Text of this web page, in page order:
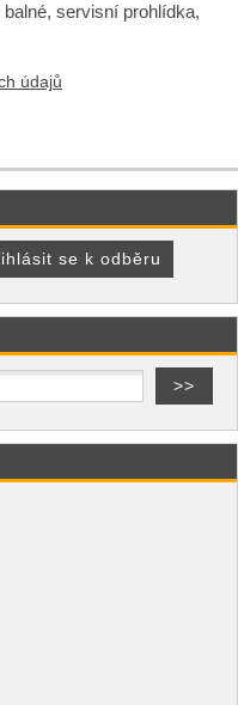
servisní prohlídka,
údajů